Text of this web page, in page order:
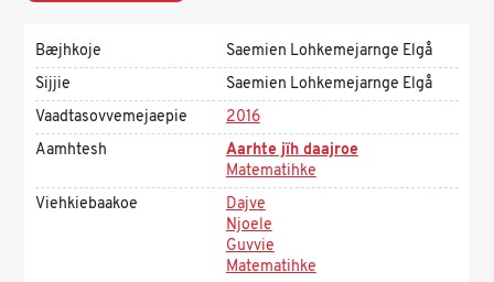
Bæjhkoje
Saemien Lohkemejarnge Elgå
Sijjie
Saemien Lohkemejarnge Elgå
Vaadtasovvemejaepie
2016
Aamhtesh
Aarhte jïh daajroe
Matematihke
Viehkiebaakoe
Dajve
Njoele
Guvvie
Matematihke